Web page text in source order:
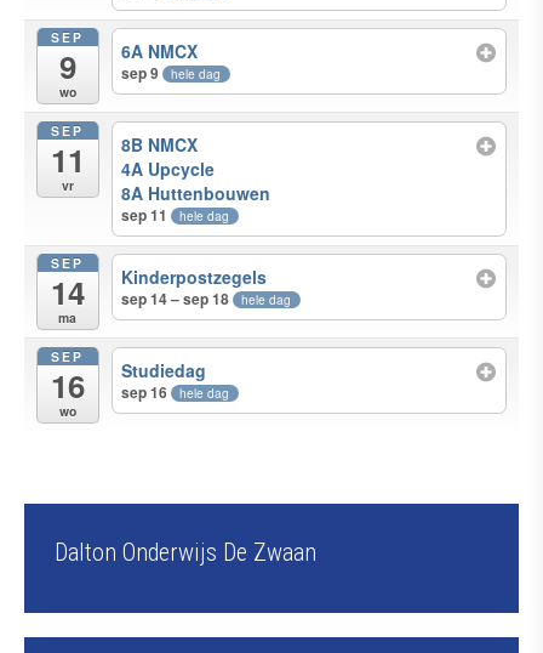
SEP
9
wo
6A NMCX
sep 9 hele dag
SEP
11
vr
8B NMCX
4A Upcycle
8A Huttenbouwen
sep 11 hele dag
SEP
14
ma
Kinderpostzegels
sep 14 – sep 18 hele dag
SEP
16
wo
Studiedag
sep 16 hele dag
Dalton Onderwijs De Zwaan